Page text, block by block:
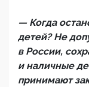
— Когда
детей? Не
в России,
и наличные
принимают